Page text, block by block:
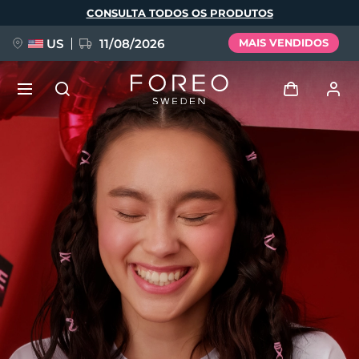
principal
CONSULTA TODOS OS PRODUTOS
US 11/08/2026 MAIS VENDIDOS
Perfil de usuário
Meus aparelhos
Meus pedidos
Meus endereços
As minhas subscrições
NOVIDADE
FAQ™ Pure Beauty-Tech Elixir
BREAKING NEWS
issa™ Teeth Whitening Set
Idioma
English Deutsch
Español
Français
Italiano
Português
Polski
Svenska
Русский
Türkçe
简体中文 繁體中文